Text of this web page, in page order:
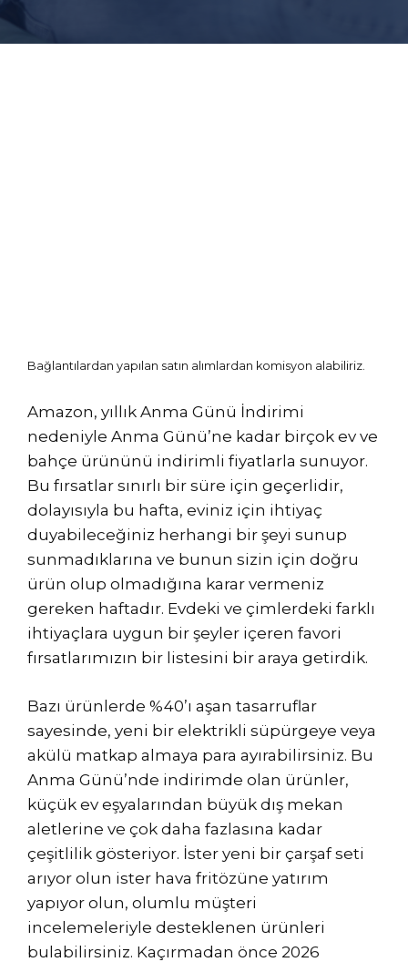
Bağlantılardan yapılan satın alımlardan komisyon alabiliriz.
Amazon, yıllık Anma Günü İndirimi
nedeniyle Anma Günü’ne kadar birçok ev ve
bahçe ürününü indirimli fiyatlarla sunuyor.
Bu fırsatlar sınırlı bir süre için geçerlidir,
dolayısıyla bu hafta, eviniz için ihtiyaç
duyabileceğiniz herhangi bir şeyi sunup
sunmadıklarına ve bunun sizin için doğru
ürün olup olmadığına karar vermeniz
gereken haftadır. Evdeki ve çimlerdeki farklı
ihtiyaçlara uygun bir şeyler içeren favori
fırsatlarımızın bir listesini bir araya getirdik.
Bazı ürünlerde %40’ı aşan tasarruflar
sayesinde, yeni bir elektrikli süpürgeye veya
akülü matkap almaya para ayırabilirsiniz. Bu
Anma Günü’nde indirimde olan ürünler,
küçük ev eşyalarından büyük dış mekan
aletlerine ve çok daha fazlasına kadar
çeşitlilik gösteriyor. İster yeni bir çarşaf seti
arıyor olun ister hava fritözüne yatırım
yapıyor olun, olumlu müşteri
incelemeleriyle desteklenen ürünleri
bulabilirsiniz. Kaçırmadan önce 2026